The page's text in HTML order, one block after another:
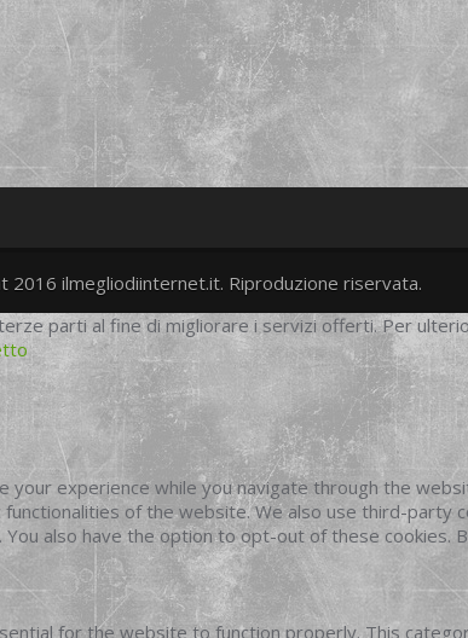
twittergoogleplus
facebook
2016 ilmegliodiinternet.it. Riproduzione riservata.
parti al fine di migliorare i servizi offerti. Per
your experience while you navigate through the
of the website. We also use third-
also have the option to opt-out of these
for the website to function properly. This